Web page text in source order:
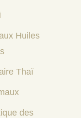
Huiles
Thaï
des